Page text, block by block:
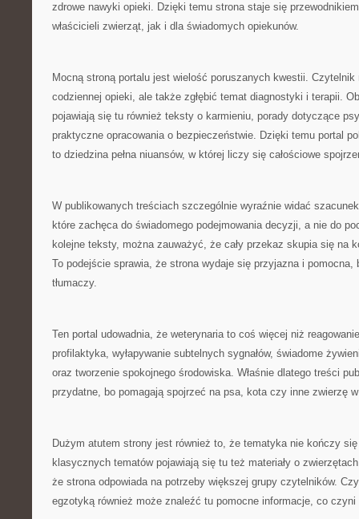
zdrowe nawyki opieki. Dzięki temu strona staje się
właścicieli zwierząt, jak i dla świadomych opiekunów.
Mocną stroną portalu jest wielość poruszanych kwestii.
codziennej opieki, ale także zgłębić temat diagnostyki i terapii.
pojawiają się tu również teksty o karmieniu, porady dotyczące
praktyczne opracowania o bezpieczeństwie. Dzięki temu portal
to dziedzina pełna niuansów, w której liczy się całościowe
W publikowanych treściach szczególnie wyraźnie widać
które zachęca do świadomego podejmowania decyzji, a nie do
kolejne teksty, można zauważyć, że cały przekaz skupia się na
To podejście sprawia, że strona wydaje się przyjazna i pomocna,
tłumaczy.
Ten portal udowadnia, że weterynaria to coś więcej niż
profilaktyka, wyłapywanie subtelnych sygnałów, świadome
oraz tworzenie spokojnego środowiska. Właśnie dlatego treści
przydatne, bo pomagają spojrzeć na psa, kota czy inne zwierzę
Dużym atutem strony jest również to, że tematyka nie kończy
klasycznych tematów pojawiają się tu też materiały o
że strona odpowiada na potrzeby większej grupy czytelników.
egzotyką również może znaleźć tu pomocne informacje, co